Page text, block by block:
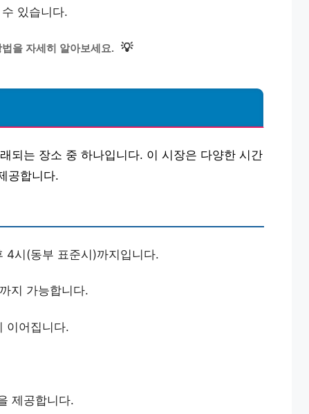
있습니다.
을 자세히 알아보세요. 💡
되는 장소 중 하나입니다. 이 시장은 다양한 시간
공합니다.
4시(동부 표준시)까지입니다.
지 가능합니다.
이어집니다.
제공합니다.